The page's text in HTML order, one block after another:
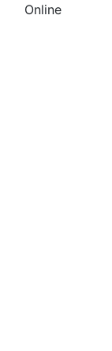
Online